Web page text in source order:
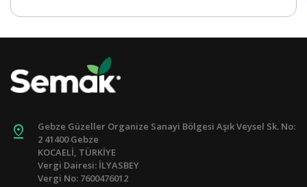
pin_drop
Gebze Güzeller Organize Sanayi Bölgesi Aşık Veysel Sk. No:
2 41400 Gebze
KOCAELİ, TÜRKİYE
Vergi Dairesi: İLYASBEY
Vergi No: 7600476012